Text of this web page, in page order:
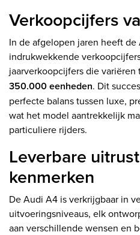
Verkoopcijfers
In de afgelopen jaren heeft
indrukwekkende
jaarverkoopcijfers die variëren
350.000 eenheden. Dit
perfecte balans tussen luxe,
wat het model aantrekkelijk
particuliere rijders.
Leverbare
kenmerken
De Audi A4 is verkrijgbaar in
uitvoeringsniveaus, elk
aan verschillende wensen en